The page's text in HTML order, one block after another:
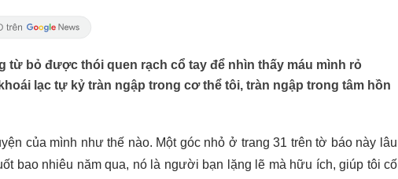
từ bỏ được thói quen rạch cổ tay để nhìn thấy máu mình rỏ
lạc tự kỷ tràn ngập trong cơ thể tôi, tràn ngập trong tâm hồn
của mình như thế nào. Một góc nhỏ ở trang 31 trên tờ báo này lâu
bao nhiêu năm qua, nó là người bạn lặng lẽ mà hữu ích, giúp tôi cố